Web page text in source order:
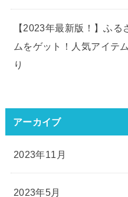
【2023年最新版！】ふ
ムをゲット！人気アイテ
り
アーカイブ
2023年11月
2023年5月